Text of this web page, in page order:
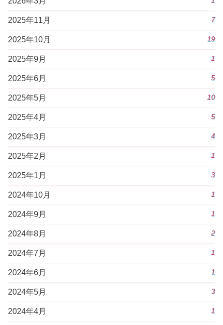
2025年11月 7
2025年10月 19
2025年9月 1
2025年6月 5
2025年5月 10
2025年4月 5
2025年3月 4
2025年2月 1
2025年1月 3
2024年10月 1
2024年9月 1
2024年8月 2
2024年7月 1
2024年6月 1
2024年5月 3
2024年4月 1